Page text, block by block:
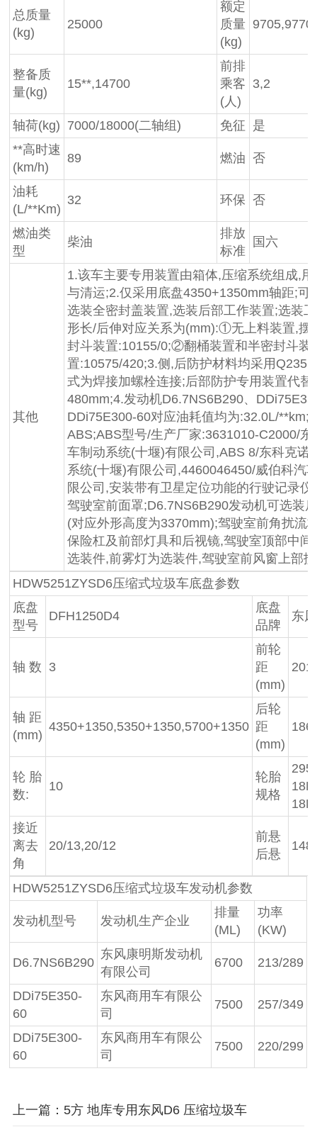
总质量
(kg)
25000
额定
质量
(kg)
整备质
量(kg)
15**,14700
前排
乘客
(人)
3,2
轴荷(kg) 7000/18000(二轴组) 免征 是
**高时速
(km/h)
89 燃油 否
油耗
(L/**Km)
32 环保 否
燃油类
型
柴油
排放
标准
国六
其他
1.该车主要专用装置由箱体,压缩系统组成,
与清运;2.仅采用底盘4350+1350mm轴距;可
选装全密封盖装置,选装后部工作装置;选装
形长/后伸对应关系为(mm):①无上料装置,摆
封斗装置:10155/0;②翻桶装置和半密封斗装
置:10575/420;3.侧,后防护材料均采用Q235,
式为焊接加螺栓连接;后部防护专用装置代替
480mm;4.发动机D6.7NS6B290、
DDi75E300-60对应油耗值均为:32.0L/
ABS;ABS型号/生产厂家:3631010-C2000/
车制动系统(十堰)有限公司,ABS 8/东科克诺
系统(十堰)有限公司,4460046450/威伯科汽
限公司,安装带有卫星定位功能的行驶记录
驾驶室前面罩;D6.7NS6B290发动机可选装
(对应外形高度为3370mm);驾驶室前角扰流
保险杠及前部灯具和后视镜,驾驶室顶部中
选装件,前雾灯为选装件,驾驶室前风窗上部
HDW5251ZYSD6压缩式垃圾车底盘参数
底盘
型号
DFH1250D4
底盘
品牌
东
轴 数 3
前轮
距
(mm)
轴 距
(mm)
4350+1350,5350+1350,5700+1350
后轮
距
(mm)
轮 胎
数:
10
轮胎
规格
接近
离去
角
20/13,20/12
前悬
后悬
HDW5251ZYSD6压缩式垃圾车发动机参数
发动机型号 发动机生产企业
排量
(ML)
功率
(KW)
D6.7NS6B290
东风康明斯发动机
有限公司
6700 213/289
DDi75E350-
60
东风商用车有限公
司
7500 257/349
DDi75E300-
60
东风商用车有限公
司
7500 220/299
上一篇：5方 地库专用东风D6 压缩垃圾车